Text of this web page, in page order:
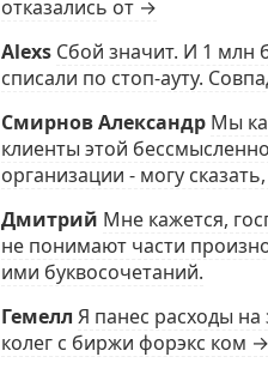
отказались от →
Alexs Сбой значит. И 1 млн
списали по стоп-ауту.
Смирнов Александр Мы
клиенты этой
организации - могу
Дмитрий Мне кажется,
не понимают части
ими буквосочетаний.
Гемелл Я панес расходы на
колег с биржи форэкс ком →